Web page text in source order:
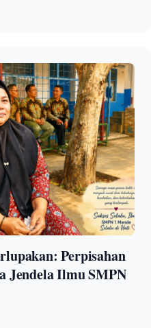
Perpisahan
Jendela Ilmu SMPN